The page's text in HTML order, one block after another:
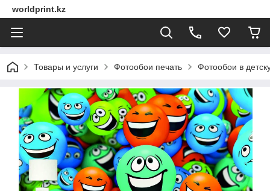
worldprint.kz
Товары и услуги Фотообои печать Фотообои в